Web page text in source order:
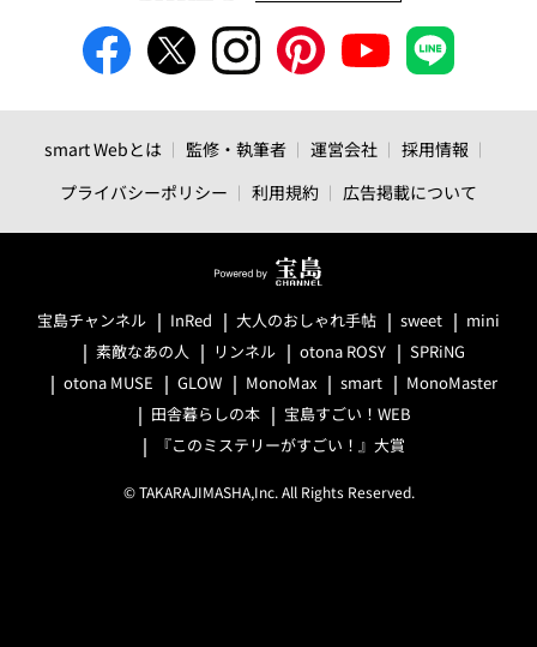
smart Webとは 監修・執筆者 運営会社
採用情報
プライバシーポリシー
利用規約 広告掲載について
宝島チャンネル InRed 大人のおしゃれ手帖 sweet
mini
素敵なあの人
リンネル otona ROSY
SPRiNG
otona MUSE
GLOW MonoMax smart
MonoMaster
田舎暮らしの本
宝島すごい！WEB
『このミステリーがすごい！』大賞
© TAKARAJIMASHA,Inc. All Rights Reserved.